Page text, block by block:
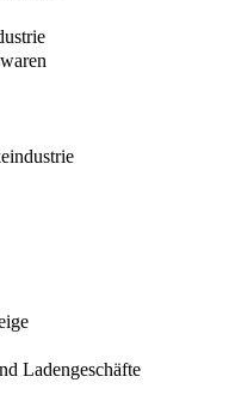
Ladengeschäfte